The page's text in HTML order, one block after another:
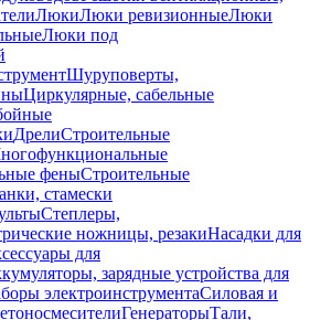
ЛюкиЛюки ревизионныеЛюки
Люки под
Шуруповерты,
Циркулярные, сабельные
ДрелиСтроительные
феныСтроительные
стамески
Степлеры,
ножницы, резакиНасадки для
для
зарядные устройства для
электроинструментаСиловая и
ГенераторыТали,